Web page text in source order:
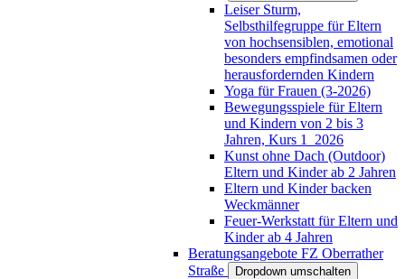
Leiser Sturm,
Selbsthilfegruppe für Eltern
von hochsensiblen, emotional
besonders empfindsamen oder
herausfordernden Kindern
Yoga für Frauen (3-2026)
Bewegungsspiele für Eltern
und Kindern von 2 bis 3
Jahren, Kurs 1_2026
Kunst ohne Dach (Outdoor)
Eltern und Kinder ab 2 Jahren
Eltern und Kinder backen
Weckmänner
Feuer-Werkstatt für Eltern und
Kinder ab 4 Jahren
Beratungsangebote FZ Oberrather
Straße
Dropdown umschalten